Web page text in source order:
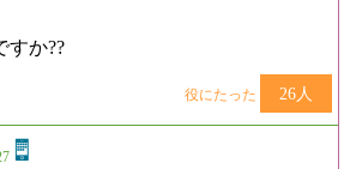
すか??
役にたった 26人